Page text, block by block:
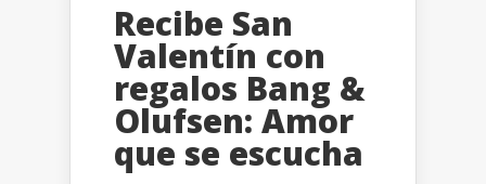
Recibe San
Valentín con
regalos Bang &
Olufsen: Amor
que se escucha